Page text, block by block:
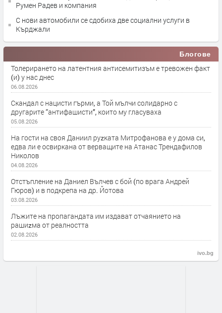
Румен Радев и компания
С нови автомобили се сдобиха две социални услуги в
Кърджали
Блогове
Толерирането на латентния антисемитизъм е тревожен факт
(и) у нас днес
06.08.2026
Скандал с нацисти гърми, а Той мълчи солидарно с
другарите “антифашисти”, които му гласуваха
05.08.2026
На гости на своя Даниил руzката Митрофанова е у дома си,
едва ли е освиркана от верващите на Атанас Трендафилов
Николов
04.08.2026
Отстъпление на Даниел Вълчев с бой (по врага Андрей
Гюров) и в подкрепа на др. Йотова
03.08.2026
Лъжите на пропагандата им издават отчаянието на
рашиzма от реалността
02.08.2026
ivo.bg